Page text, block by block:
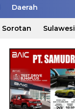
Daerah
Sorotan Sulawesi